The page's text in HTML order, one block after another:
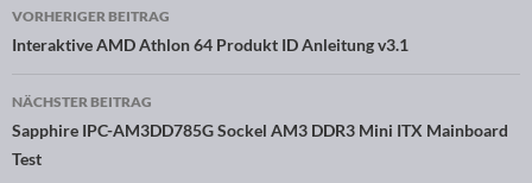
Beitragsnavigation
VORHERIGER BEITRAG
Interaktive AMD Athlon 64 Produkt ID Anleitung v3.1
NÄCHSTER BEITRAG
Sapphire IPC-AM3DD785G Sockel AM3 DDR3 Mini ITX Mainboard
Test